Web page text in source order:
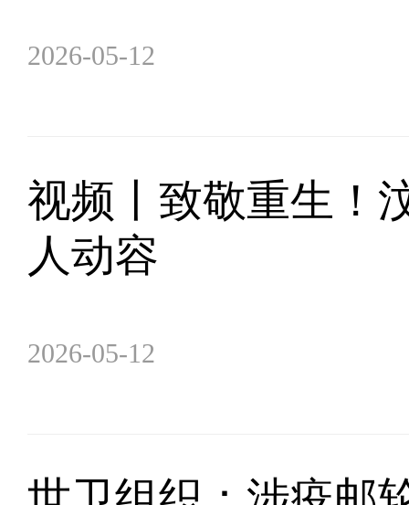
2026-05-12
视频丨致敬重生！
人动容
2026-05-12